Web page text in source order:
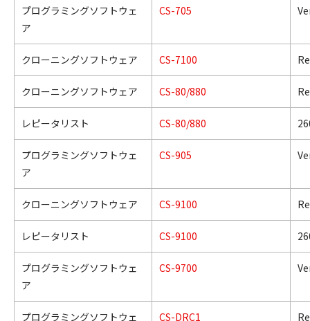
プログラミングソフトウェ
ア
CS-705
クローニングソフトウェア CS-7100
クローニングソフトウェア CS-80/880
レピータリスト CS-80/880
プログラミングソフトウェ
ア
CS-905
クローニングソフトウェア CS-9100
レピータリスト CS-9100
プログラミングソフトウェ
ア
CS-9700
プログラミングソフトウェ
CS-DRC1